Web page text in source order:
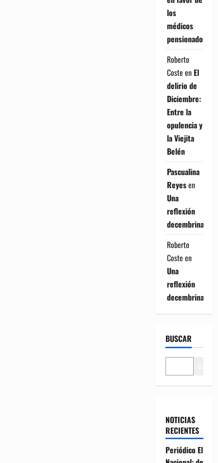
los
médicos
pensionados
Roberto
Coste en El
delirio de
Diciembre:
Entre la
opulencia y
la Viejita
Belén
Pascualina
Reyesen
Una
reflexión
decembrina
Roberto
Coste en
Una
reflexión
decembrina
BUSCAR
NOTICIAS
RECIENTES
Periódico El